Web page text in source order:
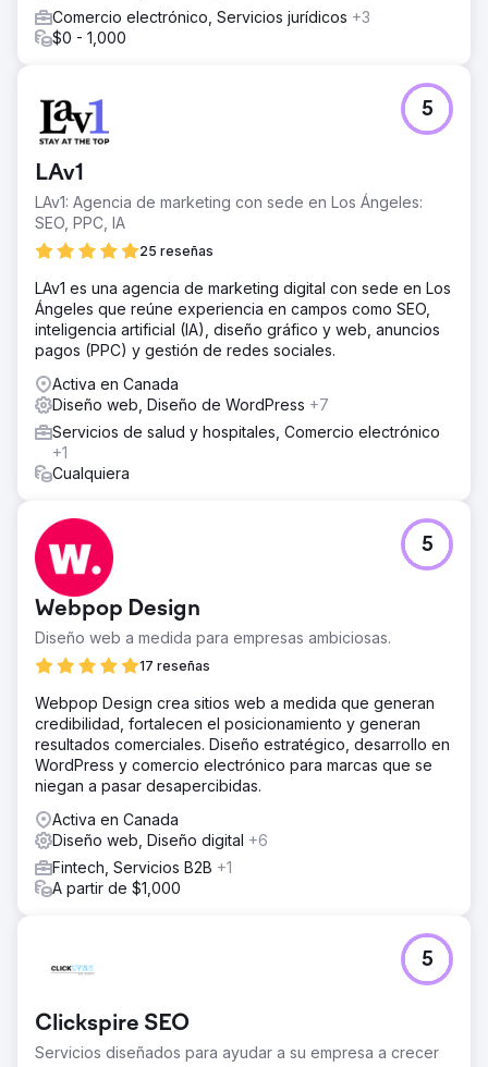
Comercio electrónico, Servicios jurídicos +3
$0 - 1,000
LAv1
LAv1: Agencia de marketing con sede en Los Ángeles:
SEO, PPC, IA
25 reseñas
5
LAv1 es una agencia de marketing digital con sede en Los
Ángeles que reúne experiencia en campos como SEO,
inteligencia artificial (IA), diseño gráfico y web, anuncios
pagos (PPC) y gestión de redes sociales.
Activa en Canada
Diseño web, Diseño de WordPress +7
Servicios de salud y hospitales, Comercio electrónico
+1
Cualquiera
Webpop Design
Diseño web a medida para empresas ambiciosas.
17 reseñas
5
Webpop Design crea sitios web a medida que generan
credibilidad, fortalecen el posicionamiento y generan
resultados comerciales. Diseño estratégico, desarrollo en
WordPress y comercio electrónico para marcas que se
niegan a pasar desapercibidas.
Activa en Canada
Diseño web, Diseño digital +6
Fintech, Servicios B2B +1
A partir de $1,000
Clickspire SEO
Servicios diseñados para ayudar a su empresa a crecer
5